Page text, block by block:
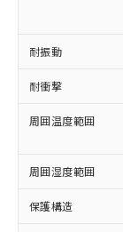
耐振動
耐衝撃
周囲温度範囲
周囲湿度範囲
保護構造
鉛(Pb)
類(PBB)
(PBDE)
ル)
ルベンジ
（DBP）
但し、
図的な使
*中国
Pb(鉛)
Cr(Ⅵ)(六
ニル類) :
ル類) :
DBP(フ
イソブチ
DEHP(フ